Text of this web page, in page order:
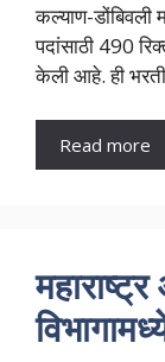
कल्याण-डोंबिवली
पदांसाठी 490
केली आहे. ही
Read more